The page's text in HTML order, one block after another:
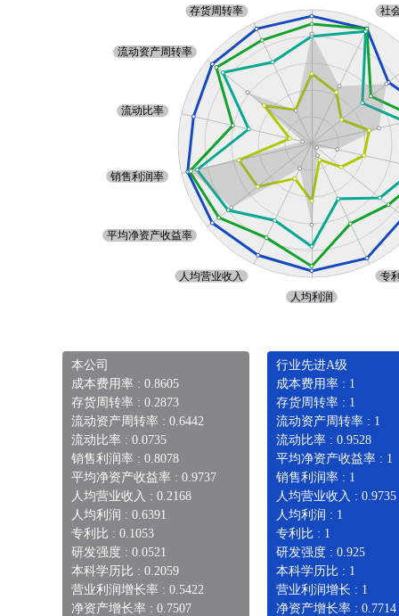
本公司
成本费用率 : 0.8605
存货周转率 : 0.2873
流动资产周转率 : 0.6442
流动比率 : 0.0735
销售利润率 : 0.8078
平均净资产收益率 : 0.9737
人均营业收入 : 0.2168
人均利润 : 0.6391
专利比 : 0.1053
研发强度 : 0.0521
本科学历比 : 0.2059
营业利润增长率 : 0.5422
净资产增长率 : 0.7507
行业先进A级
成本费用率 : 1
存货周转率 : 1
流动资产周转率 : 1
流动比率 : 0.9528
平均净资产收益率 : 1
销售利润率 : 1
人均营业收入 : 0.9735
人均利润 : 1
专利比 : 1
研发强度 : 0.925
本科学历比 : 1
营业利润增长 : 1
净资产增长率 : 0.7714